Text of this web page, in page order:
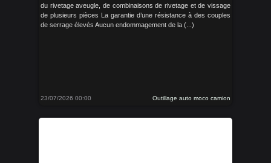
du rivetage aveugle, de combinaisons de rivetage et de vissage
de plusieurs pièces La garantie d’une résistance à des couples
de serrage élevés Aucun endommagement de la (...)
23/07/2026 00:00 Outillage auto moco camion